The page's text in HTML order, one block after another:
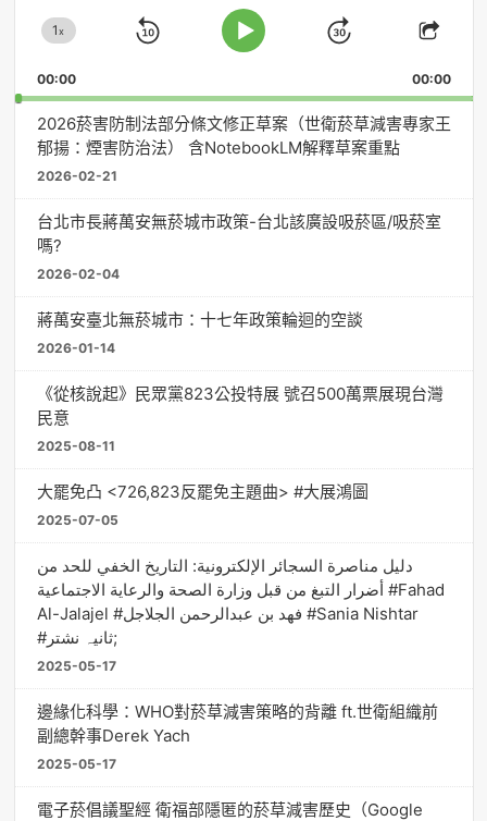
Change
Rate
1x
Skip
Play
Jump
Forward
Share
00:00 00:00
2026菸害防制法部分條文修正草案（世衛菸草減害專家王
郁揚：煙害防治法） 含NotebookLM解釋草案重點
2026-02-21
台北市長蔣萬安無菸城市政策-台北該廣設吸菸區/吸菸室
嗎?
2026-02-04
蔣萬安臺北無菸城市：十七年政策輪迴的空談
2026-01-14
《從核說起》民眾黨823公投特展 號召500萬票展現台灣
民意
2025-08-11
大罷免凸 <726,823反罷免主題曲> #大展鴻圖
2025-07-05
دليل مناصرة السجائر الإلكترونية: التاريخ الخفي للحد من
أضرار التبغ من قبل وزارة الصحة والرعاية الاجتماعية #Fahad
Al-Jalajel #فهد بن عبدالرحمن الجلاجل #Sania Nishtar
#ثانیہ نشتر;
2025-05-17
邊緣化科學：WHO對菸草減害策略的背離 ft.世衛組織前
副總幹事Derek Yach
2025-05-17
電子菸倡議聖經 衛福部隱匿的菸草減害歷史（Google